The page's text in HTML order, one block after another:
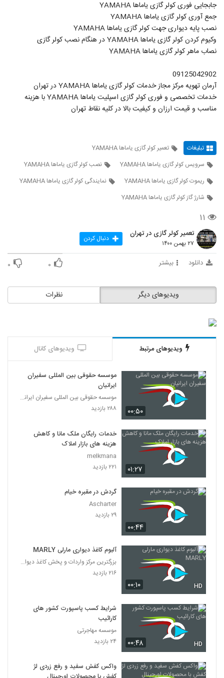
جابجایی فوری کولر گازی یاماها YAMAHA
جمع آوری کولر گازی یاماها YAMAHA
نصب پایه دیواری جهت کولر گازی یاماها YAMAHA
وکیوم کردن کولر گازی یاماها YAMAHA در هنگام نصب کولر گازی
نصاب ماهر کولر گازی یاماها YAMAHA
09125042902
آرمان تهویه مرکز مجاز خدمات کولر گازی یاماها YAMAHA در تهران
خدمات تخصصی و فوری کولر گازی اسپلیت یاماها YAMAHA با هزینه
مناسب و قیمت ارزان و کیفیت بالا در کلیه نقاط تهران
تبلیغات
تعمیر کولر گازی یاماها YAMAHA
سرویس کولر گازی یاماها YAMAHA
نصب کولر گازی یاماها YAMAHA
ریموت کولر گازی یاماها YAMAHA
نمایندگی کولر گازی یاماها YAMAHA
شارژ گاز کولر گازی یاماها YAMAHA
۱۱
تعمیر کولر گازی در تهران
۲۷ بهمن ۱۴۰۰ دنبال کردن
دانلود بیشتر ۰ ۰
نظرات ویدیوهای دیگر
ویدیوهای مرتبط ویدیوهای کانال
۰۰:۵۰
موسسه حقوقی بین المللی سفیران
ایرانیان
موسسه حقوقی بین المللی سفیران ایرانیان
۲۸۸ بازدید
۰۱:۲۷
خدمات رایگان ملک مانا و کاهش
هزینه های بازار املاک
melkmana
۲۲۱ بازدید
۰۰:۴۴
گردش در مقبره خیام
Ascharter
۲۹ بازدید
۰۰:۱۰ HD
آلبوم کاغذ دیواری مارلی MARLY
بزرگترین مرکز واردات و پخش کاغذ دیواری
۲۱۶ بازدید
۰۰:۴۸ HD
شرایط کسب پاسپورت کشور های
کارائیب
موسسه مهاجرتی
۲۴ بازدید
واکس کفش سفید و رفع زردی لژ